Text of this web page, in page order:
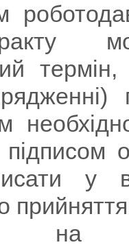
у
на